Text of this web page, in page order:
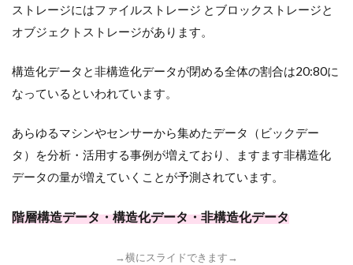
ストレージにはファイルストレージ とブロックストレージと
オブジェクトストレージがあります。
構造化データと非構造化データが閉める全体の割合は20:80に
なっているといわれています。
あらゆるマシンやセンサーから集めたデータ（ビックデー
タ）を分析・活用する事例が増えており、ますます非構造化
データの量が増えていくことが予測されています。
階層構造データ・構造化データ・非構造化データ
→横にスライドできます→